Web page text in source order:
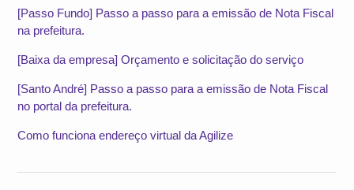
[Passo Fundo] Passo a passo para a emissão de Nota Fiscal
na prefeitura.
[Baixa da empresa] Orçamento e solicitação do serviço
[Santo André] Passo a passo para a emissão de Nota Fiscal
no portal da prefeitura.
Como funciona endereço virtual da Agilize